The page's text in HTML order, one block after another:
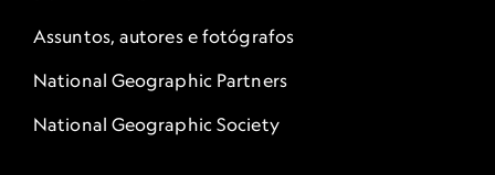
Assuntos, autores e fotógrafos
National Geographic Partners
National Geographic Society